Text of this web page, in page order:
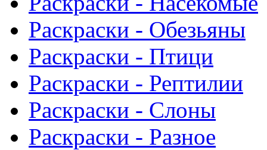
Раскраски - Обезьяны
Раскраски - Птици
Раскраски - Рептилии
Раскраски - Слоны
Раскраски - Разное